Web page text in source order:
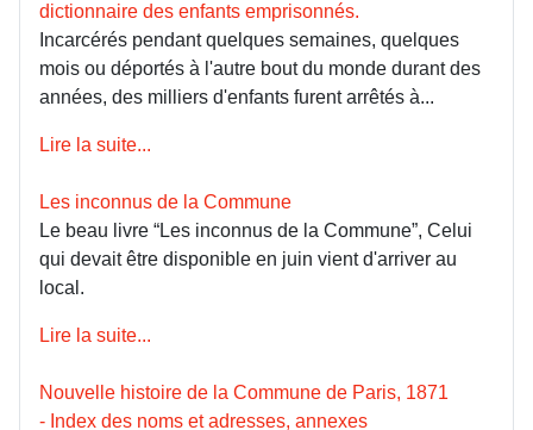
dictionnaire des enfants emprisonnés.
Incarcérés pendant quelques semaines, quelques
mois ou déportés à l'autre bout du monde durant des
années, des milliers d'enfants furent arrêtés à...
Lire la suite...
Les inconnus de la Commune
Le beau livre “Les inconnus de la Commune”, Celui
qui devait être disponible en juin vient d'arriver au
local.
Lire la suite...
Nouvelle histoire de la Commune de Paris, 1871
- Index des noms et adresses, annexes